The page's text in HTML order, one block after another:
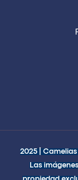
2025 |
Las